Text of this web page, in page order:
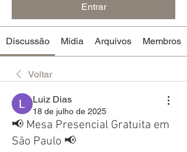
Entrar
Discussão Mídia Arquivos Membros
Voltar
Luiz Dias
18 de julho de 2025
📢 Mesa Presencial Gratuita em
São Paulo 📢